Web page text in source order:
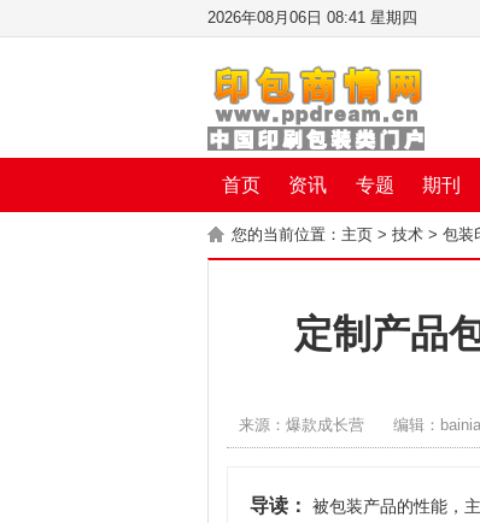
2026年08月06日 08:41 星期四
首页 资讯 专题 期刊
您的当前位置： 主页 > 技术 > 包装
定制产品
来源：爆款成长营 编辑：
导读：
被包装产品的性能，